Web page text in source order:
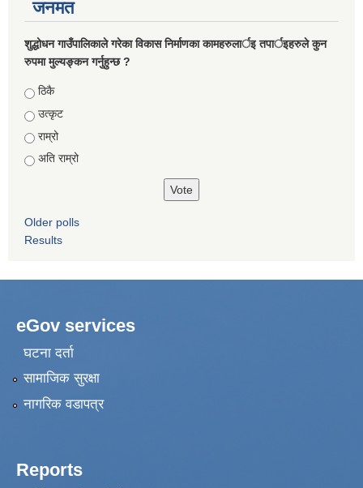
जनमत
शुद्धोधन गाउँपालिकाले गरेका विकास निर्माणका कामहरुलार्इ तपार्इहरुले कुन
रुपमा मुल्यङ्कन गर्नुहुन्छ ?
Choices
ठिकै
उत्कृट
राम्रो
अति राम्रो
Older polls
Results
eGov services
घटना दर्ता
सामाजिक सुरक्षा
नागरिक वडापत्र
Reports